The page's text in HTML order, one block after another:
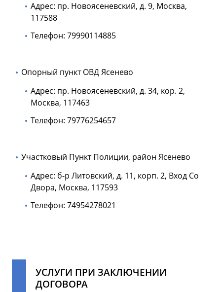
Адрес: пр. Новоясеневский, д. 9, Москва,
117588
Телефон: 79990114885
Опорный пункт ОВД Ясенево
Адрес: пр. Новоясеневский, д. 34, кор. 2,
Москва, 117463
Телефон: 79776254657
Участковый Пункт Полиции, район Ясенево
Адрес: б-р Литовский, д. 11, корп. 2, Вход Со
Двора, Москва, 117593
Телефон: 74954278021
УСЛУГИ ПРИ ЗАКЛЮЧЕНИИ
ДОГОВОРА